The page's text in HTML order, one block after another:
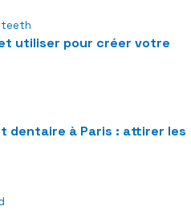
utiliser pour créer votre
dentaire à Paris : attirer les